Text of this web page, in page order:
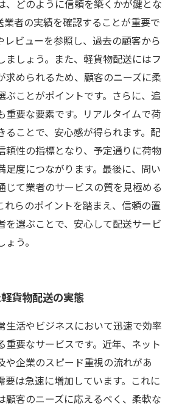
、どのように信頼を築くかが鍵とな
業者の実績を確認することが重要で
レビューを参照し、過去の顧客から
ましょう。また、軽貨物配送にはフ
求められるため、顧客のニーズに柔
ぶことがポイントです。さらに、追
重要な要素です。リアルタイムで荷
ることで、安心感が得られます。配
頼性の指標となり、予定通りに荷物
足度につながります。最後に、問い
じて業者のサービスの質を見極める
れらのポイントを踏まえ、信頼の置
を選ぶことで、安心して配送サービ
う。
貨物配送の実態
生活やビジネスにおいて迅速で効率
重要なサービスです。近年、ネット
や企業のスピード重視の流れがあ
要は急速に増加しています。これに
顧客のニーズに応えるべく、柔軟な